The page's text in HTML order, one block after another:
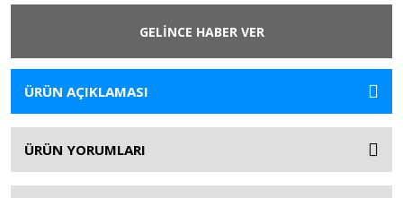
GELİNCE HABER VER
ÜRÜN AÇIKLAMASI
ÜRÜN YORUMLARI